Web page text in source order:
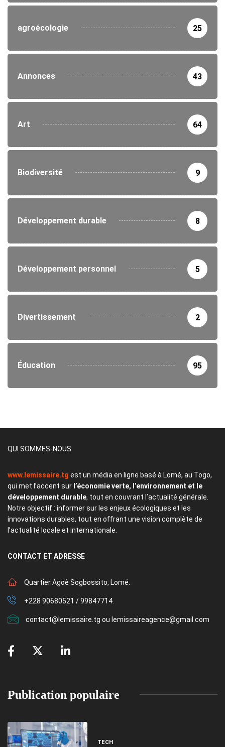
agroécologie 25
Annonces 43
Art 64
Biodiversité 9
Développement durable 8
Développement personnel 5
Divertissement 2
Éducation 95
QUI SOMMES-NOUS
www.lemissaire.tg est un média en ligne basé à Lomé, au Togo,
qui met l’accent sur l’économie verte, l’environnement et le
développement durable, tout en couvrant l’actualité générale.
Notre objectif : informer sur les enjeux écologiques et les
innovations durables, tout en offrant une vision complète de
l’actualité locale et internationale.
CONTACT ET ADRESSE
Quartier Agoè Sogbossito, Lomé.
+228 90680521 / 99847714.
contact@lemissaire.tg ou lemissaireagence@gmail.com
Publication populaire
TECH